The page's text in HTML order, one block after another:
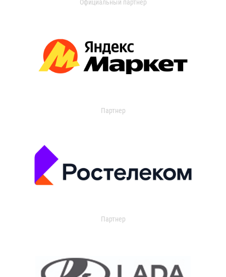
Официальный партнер
Партнер
Партнер